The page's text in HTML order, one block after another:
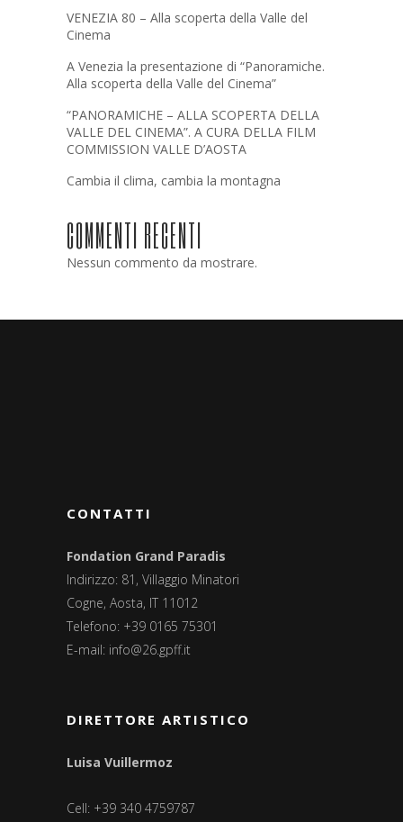
VENEZIA 80 – Alla scoperta della Valle del
Cinema
A Venezia la presentazione di “Panoramiche.
Alla scoperta della Valle del Cinema”
“PANORAMICHE – ALLA SCOPERTA DELLA
VALLE DEL CINEMA”. A CURA DELLA FILM
COMMISSION VALLE D’AOSTA
Cambia il clima, cambia la montagna
COMMENTI RECENTI
Nessun commento da mostrare.
CONTATTI
Fondation Grand Paradis
Indirizzo: 81, Villaggio Minatori
Cogne, Aosta, IT 11012
Telefono: +39 0165 75301
E-mail: info@26.gpff.it
DIRETTORE ARTISTICO
Luisa Vuillermoz
Cell: +39 340 4759787